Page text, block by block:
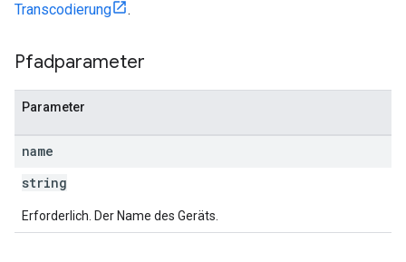
Transcodierung
.
Pfadparameter
Parameter
name
string
Erforderlich. Der Name des Geräts.